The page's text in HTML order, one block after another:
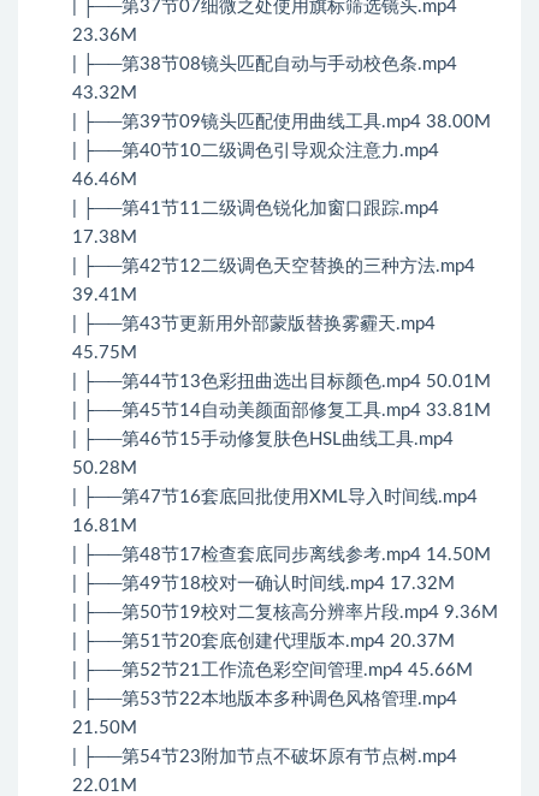
| ├──第37节07细微之处使用旗标筛选镜头.mp4
23.36M
| ├──第38节08镜头匹配自动与手动校色条.mp4
43.32M
| ├──第39节09镜头匹配使用曲线工具.mp4 38.00M
| ├──第40节10二级调色引导观众注意力.mp4
46.46M
| ├──第41节11二级调色锐化加窗口跟踪.mp4
17.38M
| ├──第42节12二级调色天空替换的三种方法.mp4
39.41M
| ├──第43节更新用外部蒙版替换雾霾天.mp4
45.75M
| ├──第44节13色彩扭曲选出目标颜色.mp4 50.01M
| ├──第45节14自动美颜面部修复工具.mp4 33.81M
| ├──第46节15手动修复肤色HSL曲线工具.mp4
50.28M
| ├──第47节16套底回批使用XML导入时间线.mp4
16.81M
| ├──第48节17检查套底同步离线参考.mp4 14.50M
| ├──第49节18校对一确认时间线.mp4 17.32M
| ├──第50节19校对二复核高分辨率片段.mp4 9.36M
| ├──第51节20套底创建代理版本.mp4 20.37M
| ├──第52节21工作流色彩空间管理.mp4 45.66M
| ├──第53节22本地版本多种调色风格管理.mp4
21.50M
| ├──第54节23附加节点不破坏原有节点树.mp4
22.01M